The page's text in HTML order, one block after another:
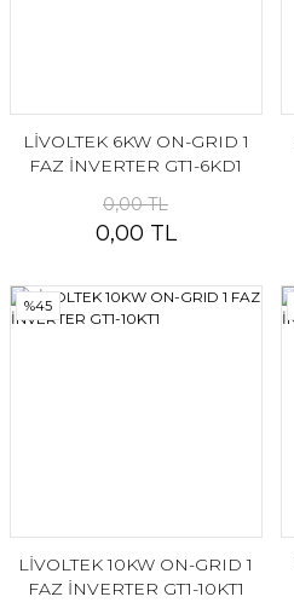
LİVOLTEK 6KW ON-GRID 1
FAZ İNVERTER GT1-6KD1
0,00 TL
0,00 TL
%45
LİVOLTEK 10KW ON-GRID 1
FAZ İNVERTER GT1-10KT1